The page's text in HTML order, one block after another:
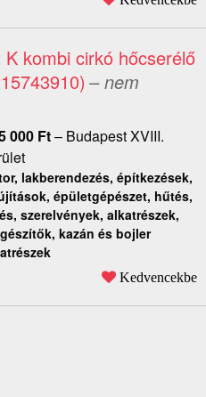
kombi cirkó hőcserélő
– nem
000 Ft– Budapest XVIII.
lakberendezés, építkezések,
épületgépészet, hűtés,
szerelvények, alkatrészek,
kazán és bojler
Kedvencekbe